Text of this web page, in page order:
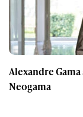
Alexandre
Neogama